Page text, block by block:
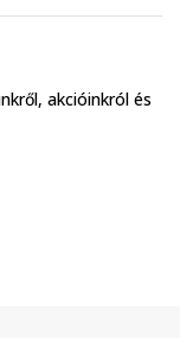
akcióinkról és